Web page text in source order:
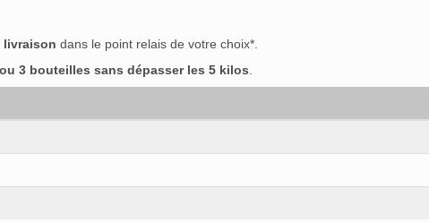
livraison dans le point relais de votre choix*.
3 bouteilles sans dépasser les 5 kilos.